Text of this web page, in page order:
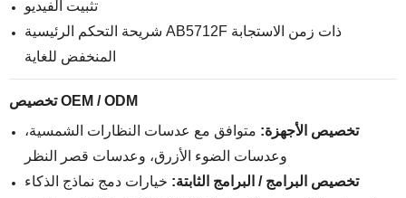
تثبيت الفيديو
شريحة التحكم الرئيسية AB5712F ذات زمن الاستجابة
المنخفض للغاية
تخصيص OEM / ODM
تخصيص الأجهزة: متوافق مع عدسات النظارات الشمسية،
وعدسات الضوء الأزرق، وعدسات قصر النظر
تخصيص البرامج / البرامج الثابتة: خيارات دمج نماذج الذكاء